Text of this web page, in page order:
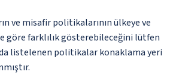
ve misafir politikalarının ülkeye ve
göre farklılık gösterebileceğini lütfen
listelenen politikalar konaklama yeri